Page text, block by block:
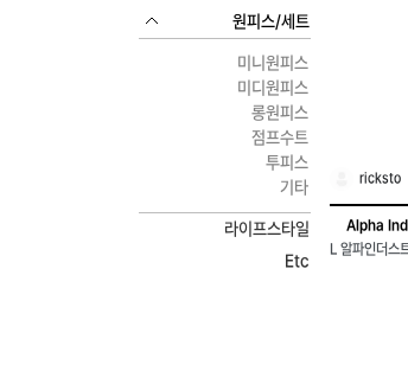
원피스/세트
미니원피스
미디원피스
롱원피스
점프수트
투피스
기타
라이프스타일
Etc
ricksto
Alpha